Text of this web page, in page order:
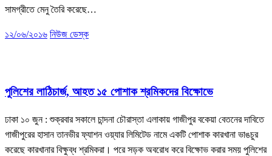
সামগ্রীতে মেনু তৈরি করেছে…
১২/০৬/২০১৬ নিউজ ডেস্ক
পুলিশের লাঠিচার্জ, আহত ১৫ পোশাক শ্রমিকদের বিক্ষোভে
ঢাকা ১০ জুন : শুক্রবার সকালে চান্দনা চৌরাস্তা এলাকায় গাজীপুর বকেয়া বেতনের দাবিতে
গাজীপুরের হাসান তানভীর ফ্যাশন ওয়্যার লিমিটেড নামে একটি পোশাক কারখানা ভাঙচুর
করেছে কারখানার বিক্ষুব্ধ শ্রমিকরা। পরে সড়ক অবরোধ করে বিক্ষোভ করার সময় পুলিশের